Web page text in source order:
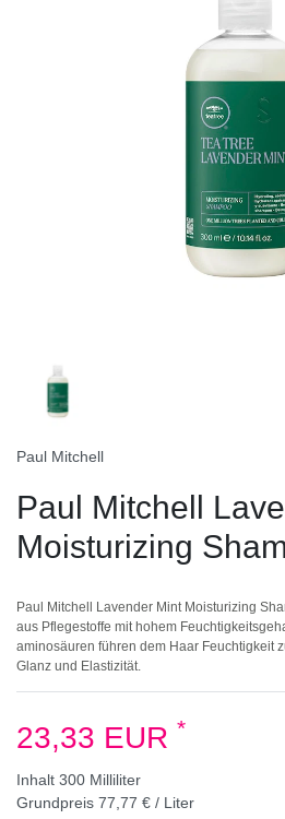
Paul Mitchell
Paul Mitchell
Moisturizing
Paul Mitchell Lavender Mint Moisturizing
aus Pflegestoffe mit hohem
aminosäuren führen dem Haar Feuchtigkeit
Glanz und Elastizität.
23,33 EUR *
Inhalt 300 Milliliter
Grundpreis 77,77 € / Liter